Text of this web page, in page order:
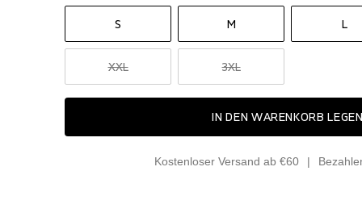
S M L
XXL 3XL
IN DEN WARENKORB LEGEN
Kostenloser Versand ab €60